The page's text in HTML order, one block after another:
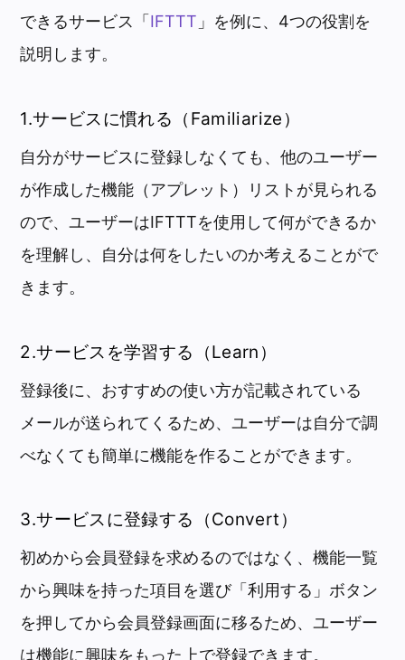
できるサービス「 IFTTT 」を例に、4つの役割を
説明します。
1.サービスに慣れる（Familiarize）
自分がサービスに登録しなくても、他のユーザー
が作成した機能（アプレット）リストが見られる
ので、ユーザーはIFTTTを使用して何ができるか
を理解し、自分は何をしたいのか考えることがで
きます。
2.サービスを学習する（Learn）
登録後に、おすすめの使い方が記載されている
メールが送られてくるため、ユーザーは自分で調
べなくても簡単に機能を作ることができます。
3.サービスに登録する（Convert）
初めから会員登録を求めるのではなく、機能一覧
から興味を持った項目を選び「利用する」ボタン
を押してから会員登録画面に移るため、ユーザー
は機能に興味をもった上で登録できます。